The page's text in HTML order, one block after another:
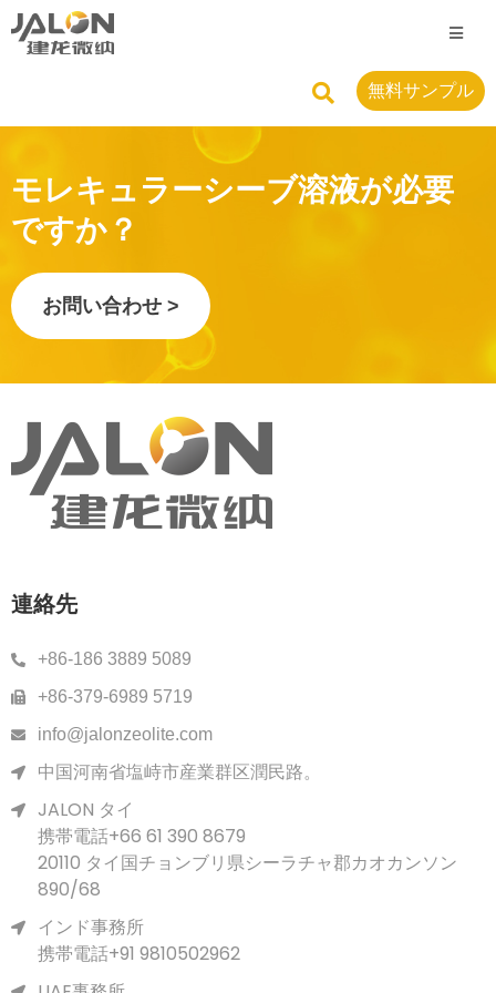
無料サンプル
モレキュラーシーブ溶液が必要
ですか？
お問い合わせ >
連絡先
+86-186 3889 5089
+86-379-6989 5719
info@jalonzeolite.com
中国河南省塩峙市産業群区潤民路。
JALON タイ
携帯電話+66 61 390 8679
20110 タイ国チョンブリ県シーラチャ郡カオカンソン
890/68
インド事務所
携帯電話+91 9810502962